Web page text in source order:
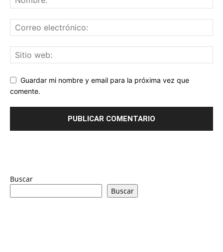
Guardar mi nombre y email para la próxima vez que
comente.
Buscar
Buscar